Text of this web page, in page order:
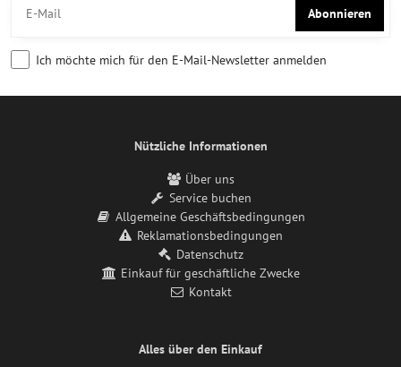
Abonnieren
Ich möchte mich für den E-Mail-Newsletter anmelden
Nützliche Informationen
Über uns
Service buchen
Allgemeine Geschäftsbedingungen
Reklamationsbedingungen
Datenschutz
Einkauf für geschäftliche Zwecke
Kontakt
Alles über den Einkauf